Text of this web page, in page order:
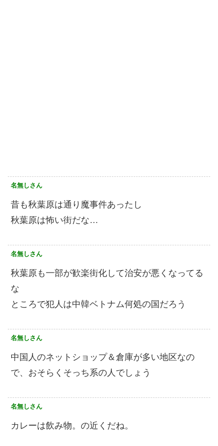
名無しさん
昔も秋葉原は通り魔事件あったし
秋葉原は怖い街だな…
名無しさん
秋葉原も一部が歓楽街化して治安が悪くなってる
な
ところで犯人は中韓ベトナム何処の国だろう
名無しさん
中国人のネットショップ＆倉庫が多い地区なの
で、おそらくそっち系の人でしょう
名無しさん
カレーは飲み物。の近くだね。